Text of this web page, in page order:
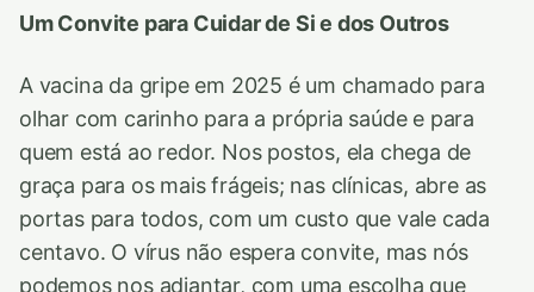
Um Convite para Cuidar de Si e dos Outros
A vacina da gripe em 2025 é um chamado para
olhar com carinho para a própria saúde e para
quem está ao redor. Nos postos, ela chega de
graça para os mais frágeis; nas clínicas, abre as
portas para todos, com um custo que vale cada
centavo. O vírus não espera convite, mas nós
podemos nos adiantar, com uma escolha que